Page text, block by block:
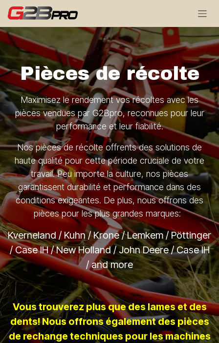
Se rendre au contenu
Pièces de récolte
Maximisez le rendement vos récoltes avec les
pièces vendues par G2Bpro, reconnues pour leur
performance et leur fiabilité.
Nos pièces de récolte offrents des solutions de
haute qualité pour cette période cruciale de votre
travail. Peu importe la culture, nos pièces
garantissent durabilité et performance dans des
conditions exigeantes. De plus, nous offrons des
pièces pour les plus grandes marques:
Kverneland / Kuhn / Krone / Lemkem / Pöttinger
/ Case IH / New Holland / John Deere / Case IH
/ and more
Vous trouverez plus que des lames et des
dents! Nous offrons également des pièces
de rechange techniques pour les machines